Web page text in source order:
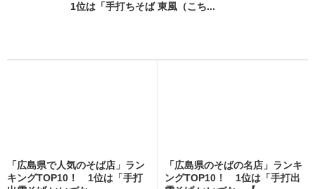
1位は「手打ちそば 東風（こち...
「広島県で人気のそば店」ラン
キングTOP10！ 1位は「手打
「広島県のそばの名店」ランキ
ングTOP10！ 1位は「手打出